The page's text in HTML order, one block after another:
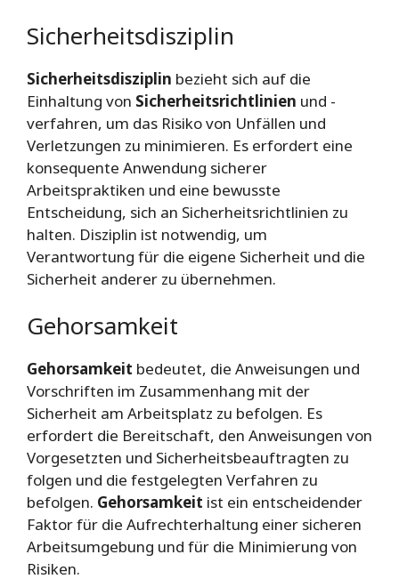
Sicherheitsdisziplin
Sicherheitsdisziplin bezieht sich auf die
Einhaltung von Sicherheitsrichtlinien und -
verfahren, um das Risiko von Unfällen und
Verletzungen zu minimieren. Es erfordert eine
konsequente Anwendung sicherer
Arbeitspraktiken und eine bewusste
Entscheidung, sich an Sicherheitsrichtlinien zu
halten. Disziplin ist notwendig, um
Verantwortung für die eigene Sicherheit und die
Sicherheit anderer zu übernehmen.
Gehorsamkeit
Gehorsamkeit bedeutet, die Anweisungen und
Vorschriften im Zusammenhang mit der
Sicherheit am Arbeitsplatz zu befolgen. Es
erfordert die Bereitschaft, den Anweisungen von
Vorgesetzten und Sicherheitsbeauftragten zu
folgen und die festgelegten Verfahren zu
befolgen. Gehorsamkeit ist ein entscheidender
Faktor für die Aufrechterhaltung einer sicheren
Arbeitsumgebung und für die Minimierung von
Risiken.